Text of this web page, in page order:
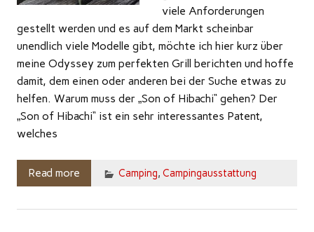
viele Anforderungen
gestellt werden und es auf dem Markt scheinbar
unendlich viele Modelle gibt, möchte ich hier kurz über
meine Odyssey zum perfekten Grill berichten und hoffe
damit, dem einen oder anderen bei der Suche etwas zu
helfen. Warum muss der „Son of Hibachi“ gehen? Der
„Son of Hibachi“ ist ein sehr interessantes Patent,
welches
Read more Camping, Campingausstattung